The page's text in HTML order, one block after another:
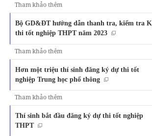
Tham khảo thêm
Bộ GD&ĐT hướng dẫn thanh tra, kiểm tra
thi tốt nghiệp THPT năm 2023
Tham khảo thêm
Hơn một triệu thí sinh đăng ký dự thi tốt
nghiệp Trung học phổ thông
Tham khảo thêm
Thí sinh bắt đầu đăng ký dự thi tốt nghiệp
THPT